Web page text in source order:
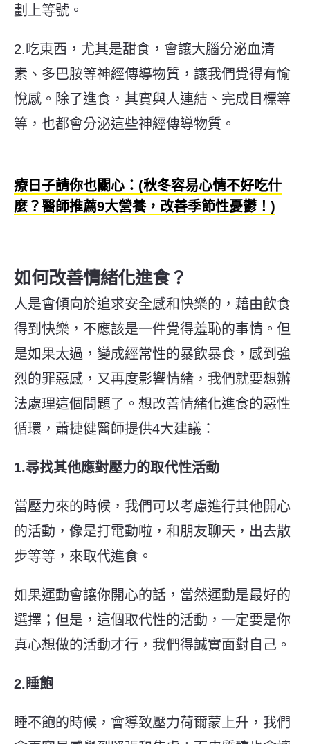
劃上等號。
2.吃東西，尤其是甜食，會讓大腦分泌血清
素、多巴胺等神經傳導物質，讓我們覺得有愉
悅感。除了進食，其實與人連結、完成目標等
等，也都會分泌這些神經傳導物質。
療日子請你也關心：(秋冬容易心情不好吃什
麼？醫師推薦9大營養，改善季節性憂鬱！)
如何改善情緒化進食？
人是會傾向於追求安全感和快樂的，藉由飲食
得到快樂，不應該是一件覺得羞恥的事情。但
是如果太過，變成經常性的暴飲暴食，感到強
烈的罪惡感，又再度影響情緒，我們就要想辦
法處理這個問題了。 想改善情緒化進食的惡性
循環，蕭捷健醫師提供4大建議：
1.尋找其他應對壓力的取代性活動
當壓力來的時候，我們可以考慮進行其他開心
的活動，像是打電動啦，和朋友聊天，出去散
步等等，來取代進食。
如果運動會讓你開心的話，當然運動是最好的
選擇；但是，這個取代性的活動，一定要是你
真心想做的活動才行，我們得誠實面對自己。
2.睡飽
睡不飽的時候，會導致壓力荷爾蒙上升，我們